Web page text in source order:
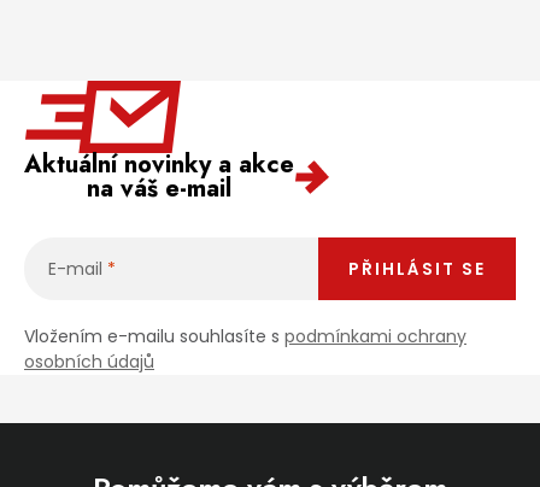
Aktuální novinky a akce
na váš e-mail
E-mail
Vložením e-mailu souhlasíte s podmínkami ochrany
osobních údajů
PŘIHLÁSIT SE